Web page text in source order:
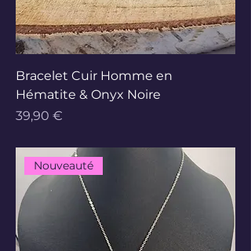
Bracelet Cuir Homme en
Hématite & Onyx Noire
Prix
39,90 €
Nouveauté